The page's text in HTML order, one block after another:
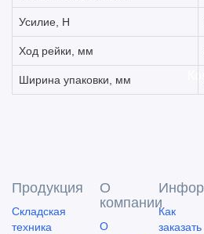
Усилие, Н
Ход рейки, мм
Ширина упаковки, мм
Продукция
Складская
техника
О
компании
О
Как
заказать